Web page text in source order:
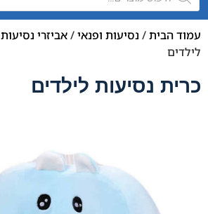
עמוד הבית/ נסיעות ופנאי/אביזרי נסיעות
לילדים
כרית נסיעות לילדים